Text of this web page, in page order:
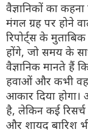
वैज्ञानिकों का
मंगल ग्रह पर होने
रिपोर्ट्स के
होंगे, जो समय के
वैज्ञानिक मानते हैं
हवाओं और कभी वहां
आकार दिया
है, लेकिन कई
और शायद बारिश